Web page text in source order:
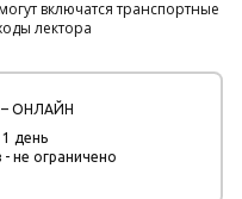
включатся транспортные
лектора
– ОНЛАЙН
день
- не ограничено